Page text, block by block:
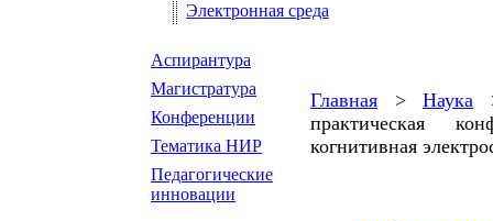
Электронная среда
Аспирантура
Магистратура
Конференции
Тематика НИР
Педагогические
инновации
Главная > Наука
практическая
когнитивная